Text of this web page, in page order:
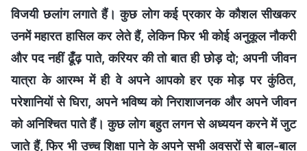
विजयी छलांग लगाते हैं। कुछ लोग कई प्रकार के कौशल सीखकर
उनमें महारत हासिल कर लेते हैं, लेकिन फिर भी कोई अनुकूल नौकरी
और पद नहीं ढूँढ़ पाते, करियर की तो बात ही छोड़ दो; अपनी जीवन
यात्रा के आरम्भ में ही वे अपने आपको हर एक मोड़ पर कुंठित,
परेशानियों से घिरा, अपने भविष्य को निराशाजनक और अपने जीवन
को अनिश्चित पाते हैं। कुछ लोग बहुत लगन से अध्ययन करने में जुट
जाते हैं, फिर भी उच्च शिक्षा पाने के अपने सभी अवसरों से बाल-बाल